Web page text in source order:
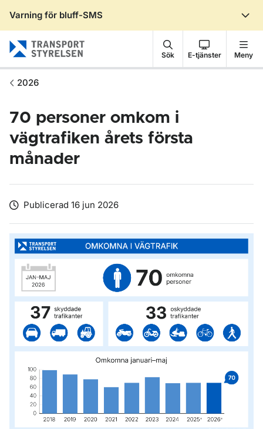
Varning för bluff-SMS
Sök E-tjänster Meny
2026
70 personer omkom i
vägtrafiken årets första
månader
Publicerad 16 jun 2026